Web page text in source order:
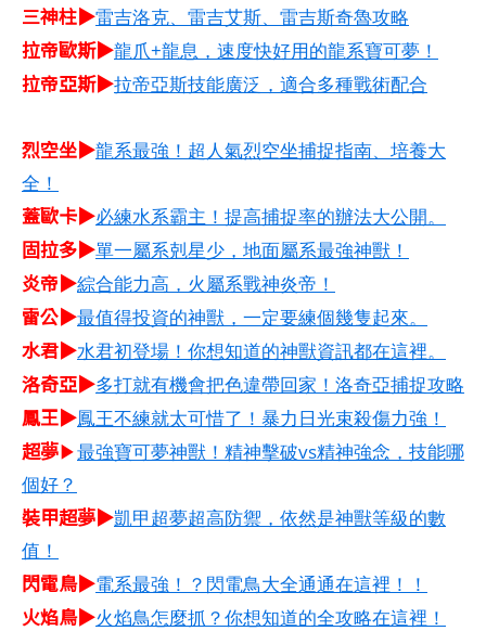
三神柱▶雷吉洛克、雷吉艾斯、雷吉斯奇魯攻略
拉帝歐斯▶龍爪+龍息，速度快好用的龍系寶可夢！
拉帝亞斯▶拉帝亞斯技能廣泛，適合多種戰術配合
烈空坐▶龍系最強！超人氣烈空坐捕捉指南、培養大
全！
蓋歐卡▶必練水系霸主！提高捕捉率的辦法大公開。
固拉多▶單一屬系剋星少，地面屬系最強神獸！
炎帝▶綜合能力高，火屬系戰神炎帝！
雷公▶最值得投資的神獸，一定要練個幾隻起來。
水君▶水君初登場！你想知道的神獸資訊都在這裡。
洛奇亞▶多打就有機會把色違帶回家！洛奇亞捕捉攻略
鳳王▶鳳王不練就太可惜了！暴力日光束殺傷力強！
超夢▶最強寶可夢神獸！精神擊破vs精神強念，技能哪
個好？
裝甲超夢▶凱甲超夢超高防禦，依然是神獸等級的數
值！
閃電鳥▶電系最強！？閃電鳥大全通通在這裡！！
火焰鳥▶火焰鳥怎麼抓？你想知道的全攻略在這裡！